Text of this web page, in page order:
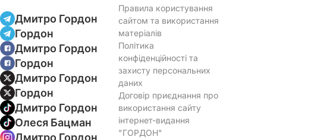
Дмитро Гордон
Гордон
Дмитро Гордон
Гордон
Дмитро Гордон
Гордон
Дмитро Гордон
Олеся Бацман
Дмитро Гордон
Правила користування
сайтом та використання
матеріалів
Політика
конфіденційності та
захисту персональних
даних
Договір приєднання про
використання сайту
інтернет-видання
"ГОРДОН"